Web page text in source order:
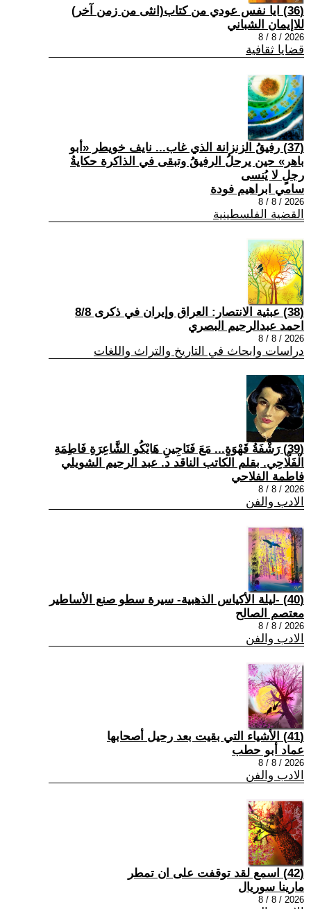
(36) ايا نفس عودي من كتاب(انثى من زمن آخر)
للاإيمان الشباني
2026 / 8 / 8
قضايا ثقافية
(37) رفيقُ الزنزانة الذي غاب... نايف خويطر «أبو
باهر» حين يرحلُ الرفيقُ وتبقى في الذاكرة حكايةُ
رجلٍ لا يُنسى
سامي ابراهيم فودة
2026 / 8 / 8
القضية الفلسطينية
(38) عبثية الانتصار: العراق وإيران في ذكرى 8/8
احمد عبدالرحيم البصري
2026 / 8 / 8
دراسات وابحاث في التاريخ والتراث واللغات
(39) رَشْفَةُ قَهْوَةٍ... مَعَ فَنَاجِينِ هَايْكُو الشَّاعِرَةِ فَاطِمَةِ
الْفَلَّاحِي. بقلم الكاتب الناقد د. عبد الرحيم الشويلي
فاطمة الفلاحي
2026 / 8 / 8
الادب والفن
(40) -ليلة الأكياس الذهبية- سيرة سطو صنع الأساطير
معتصم الصالح
2026 / 8 / 8
الادب والفن
(41) الأشياء التي بقيت بعد رحيل أصحابها
عماد أبو حطب
2026 / 8 / 8
الادب والفن
(42) اسمع لقد توقفت على ان تمطر
مارينا سوريال
2026 / 8 / 8